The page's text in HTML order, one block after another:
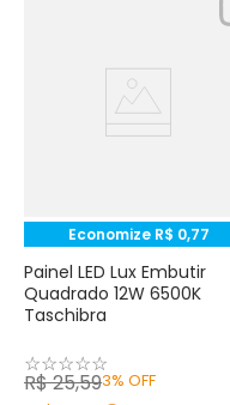
Economize R$ 0,77
Painel LED Lux Embutir
Quadrado 12W 6500K
Taschibra
☆☆☆☆☆
R$25,593% OFF